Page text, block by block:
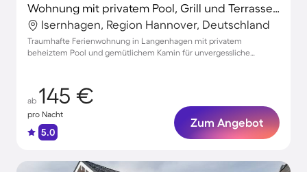
Wohnung mit privatem Pool, Grill und Terrasse | Stadtblick | Perfekt für die Arbeit von Zuhause
Isernhagen, Region Hannover, Deutschland
Traumhafte Ferienwohnung in Langenhagen mit privatem
beheiztem Pool und gemütlichem Kamin für unvergessliche
ab 145 €
pro Nacht
5.0
Zum Angebot